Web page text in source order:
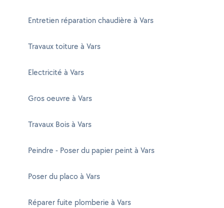
Entretien réparation chaudière à Vars
Travaux toiture à Vars
Electricité à Vars
Gros oeuvre à Vars
Travaux Bois à Vars
Peindre - Poser du papier peint à Vars
Poser du placo à Vars
Réparer fuite plomberie à Vars